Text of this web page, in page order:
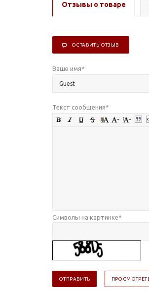
Отзывы о товаре
ОСТАВИТЬ ОТЗЫВ
Ваше имя*
Текст сообщения*
Символы на картинке*